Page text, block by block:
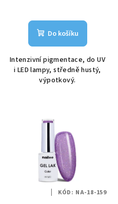
Do košíku
Intenzivní pigmentace, do UV
i LED lampy, středně hustý,
výpotkový.
KÓD: NA-18-159